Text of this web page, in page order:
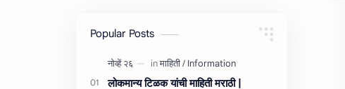
Popular Posts
लोकमान्य टिळक यांची माहिती मराठी |